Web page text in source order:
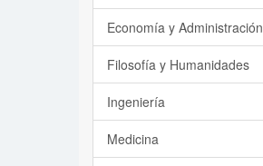
Economía y Administración
Filosofía y Humanidades
Ingeniería
Medicina